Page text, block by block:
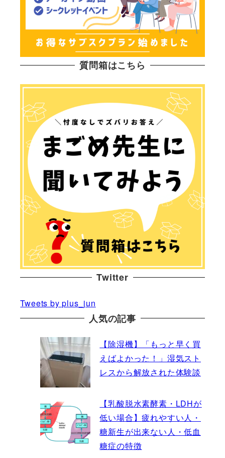
質問箱はこちら
Twitter
Tweets by plus_jun
人気の記事
【除湿機】「もっと早く買
えばよかった！」湿気スト
レスから解放された体験談
【乳酸脱水素酵素・LDHが
低い場合】疲れやすい人・
糖新生が出来ない人・低血
糖症の特徴